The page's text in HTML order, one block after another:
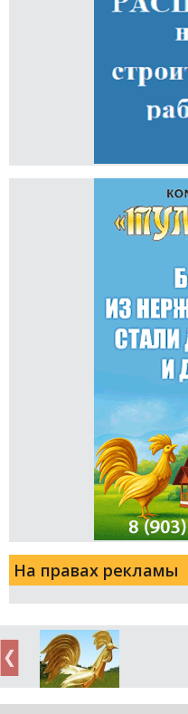
На правах рекламы